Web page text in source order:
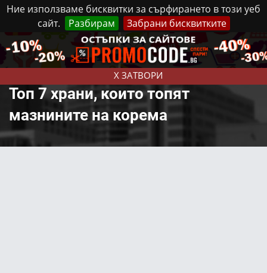
Ние използваме бисквитки за сърфирането в този уеб
сайт.
Разбирам Забрани бисквитките
X ЗАТВОРИ
Понеделник, 10 Август, 2026 Реклама Контакти
Топ 7 храни, които топят
мазнините на корема